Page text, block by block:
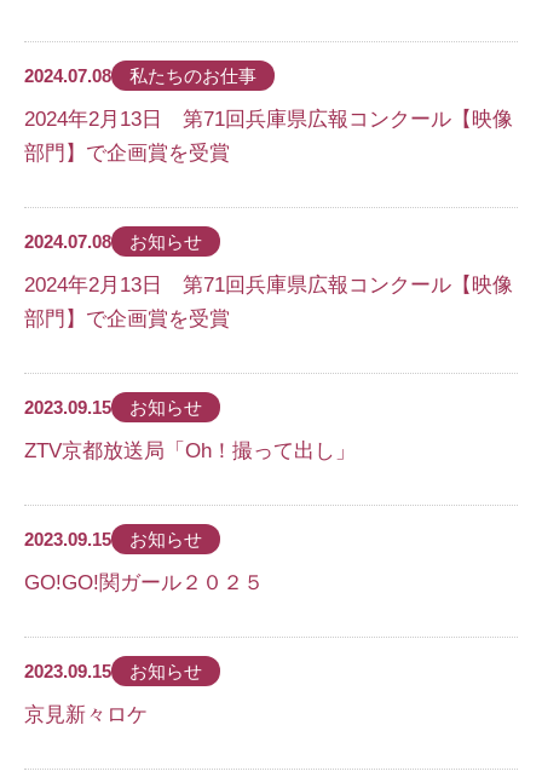
2024.07.08 私たちのお仕事
2024年2月13日 第71回兵庫県広報コンクール【映像
部門】で企画賞を受賞
2024.07.08 お知らせ
2024年2月13日 第71回兵庫県広報コンクール【映像
部門】で企画賞を受賞
2023.09.15 お知らせ
ZTV京都放送局「Oh！撮って出し」
2023.09.15 お知らせ
GO!GO!関ガール２０２５
2023.09.15 お知らせ
京見新々ロケ